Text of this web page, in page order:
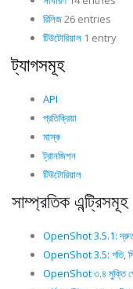
রিলিজ26 entries
টিউটোরিয়াল 1 entry
ট্যাগসমূহ
API
প্রতিক্রিয়া
মাস্ক
ট্রানজিশন
টিউটোরিয়াল
সাম্প্রতিক এন্ট্রিসমূহ
OpenShot 3.5.1:
OpenShot 3.5: গতি,
OpenShot ৩.৪ মুক্তি